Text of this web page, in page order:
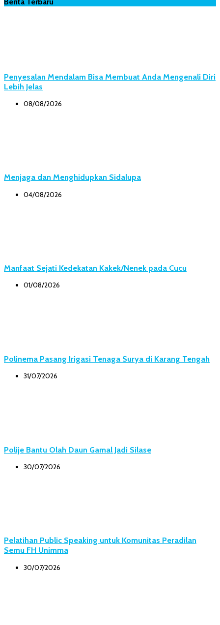
Penyesalan Mendalam Bisa Membuat Anda Mengenali Diri
Lebih Jelas
08/08/2026
Menjaga dan Menghidupkan Sidalupa
04/08/2026
Manfaat Sejati Kedekatan Kakek/Nenek pada Cucu
01/08/2026
Polinema Pasang Irigasi Tenaga Surya di Karang Tengah
31/07/2026
Polije Bantu Olah Daun Gamal Jadi Silase
30/07/2026
Pelatihan Public Speaking untuk Komunitas Peradilan
Semu FH Unimma
30/07/2026